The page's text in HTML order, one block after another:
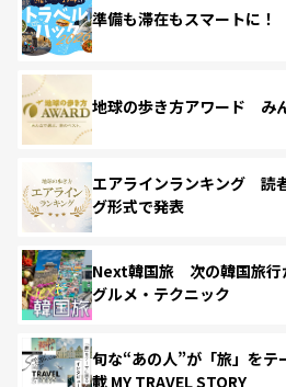
準備も滞在もスマートに
地球の歩き方アワード み
エアラインランキング 読
グ形式で発表
Next韓国旅 次の韓国旅行
グルメ・テクニック
旬な“あの人”が「旅」をテ
載 MY TRAVEL STORY